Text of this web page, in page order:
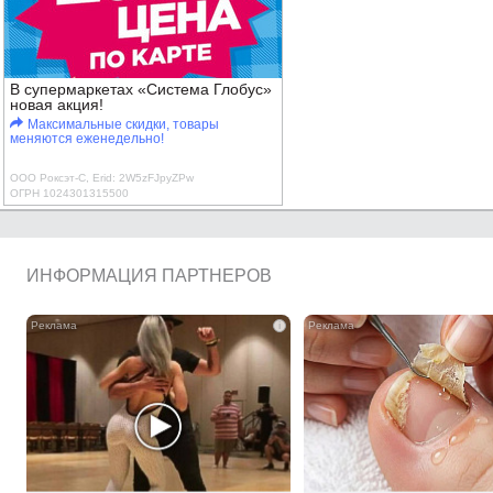
В супермаркетах «Система Глобус»
новая акция!
Максимальные скидки, товары
меняются еженедельно!
ООО Роксэт-С, Erid: 2W5zFJpyZPw
ОГРН 1024301315500
ИНФОРМАЦИЯ ПАРТНЕРОВ
i